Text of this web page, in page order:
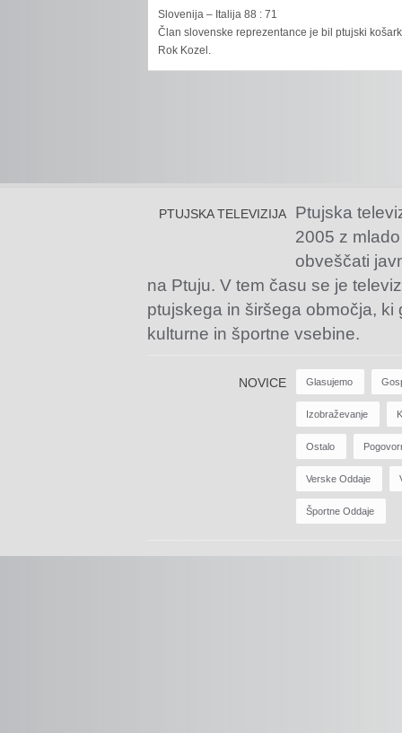
Slovenija – Italija 88 : 71
Član slovenske reprezentance je bil ptujski
Rok Kozel.
PTUJSKA TELEVIZIJA
Ptujska
2005 z
obveščati
na Ptuju. V tem času se je
ptujskega in širšega območja,
kulturne in športne vsebine.
NOVICE Glasujemo
Izobraževanje
Ostalo
Verske Oddaje
Športne Oddaje